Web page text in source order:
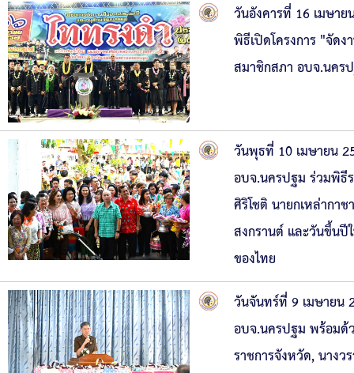
วันอังคารที่ 16 เมษา
พิธีเปิดโครงการ "จัด
สมาชิกสภา อบจ.นคร
วันพุธที่ 10 เมษายน
อบจ.นครปฐม ร่วมพิธี
ศิริโชติ นายกเหล่ากา
สงกรานต์ และวันขึ้น
ของไทย
วันจันทร์ที่ 9 เมษายน
อบจ.นครปฐม พร้อมด้
ราชการจังหวัด, นาง